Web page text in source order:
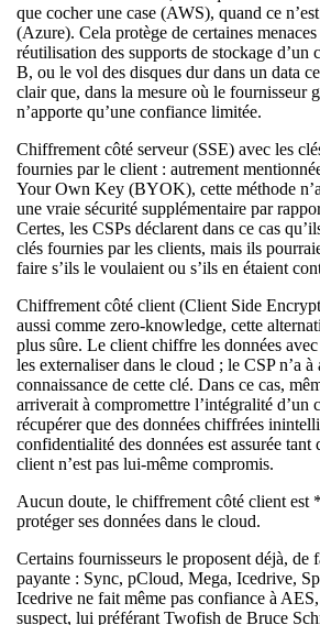
que cocher une case (AWS), quand ce
(Azure). Cela protège de certaines
réutilisation des supports de stockage
B, ou le vol des disques dur dans un data
clair que, dans la mesure où le fournisseur
n’apporte qu’une confiance limitée.
Chiffrement côté serveur (SSE) avec les
fournies par le client : autrement
Your Own Key (BYOK), cette méthode
une vraie sécurité supplémentaire par
Certes, les CSPs déclarent dans ce cas
clés fournies par les clients, mais ils
faire s’ils le voulaient ou s’ils en étaient
Chiffrement côté client (Client Side
aussi comme zero-knowledge, cette
plus sûre. Le client chiffre les données
les externaliser dans le cloud ; le CSP n’a
connaissance de cette clé. Dans ce cas,
arriverait à compromettre l’intégralité d’un
récupérer que des données chiffrées
confidentialité des données est assurée tant
client n’est pas lui-même compromis.
Aucun doute, le chiffrement côté client est
protéger ses données dans le cloud.
Certains fournisseurs le proposent déjà, de
payante : Sync, pCloud, Mega, Icedrive,
Icedrive ne fait même pas confiance à
suspect, lui préférant Twofish de Bruce